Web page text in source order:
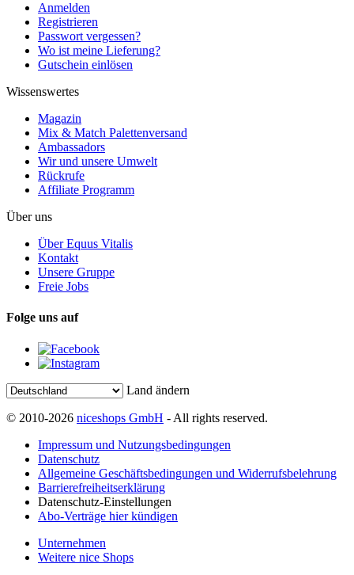
Anmelden
Registrieren
Passwort vergessen?
Wo ist meine Lieferung?
Gutschein einlösen
Wissenswertes
Magazin
Mix & Match Palettenversand
Ambassadors
Wir und unsere Umwelt
Rückrufe
Affiliate Programm
Über uns
Über Equus Vitalis
Kontakt
Unsere Gruppe
Freie Jobs
Folge uns auf
Land ändern
© 2010-2026 niceshops GmbH - All rights reserved.
Impressum und Nutzungsbedingungen
Datenschutz
Allgemeine Geschäftsbedingungen und Widerrufsbelehrung
Barrierefreiheitserklärung
Datenschutz-Einstellungen
Abo-Verträge hier kündigen
Unternehmen
Weitere nice Shops